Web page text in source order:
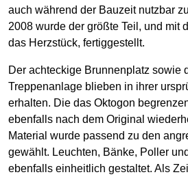
auch während der Bauzeit nutzbar
2008 wurde der größte Teil, und mit
das Herzstück, fertiggestellt.
Der achteckige Brunnenplatz sowie
Treppenanlage blieben in ihrer
erhalten. Die das Oktogon
ebenfalls nach dem Original
Material wurde passend zu den
gewählt. Leuchten, Bänke, Poller
ebenfalls einheitlich gestaltet. Als